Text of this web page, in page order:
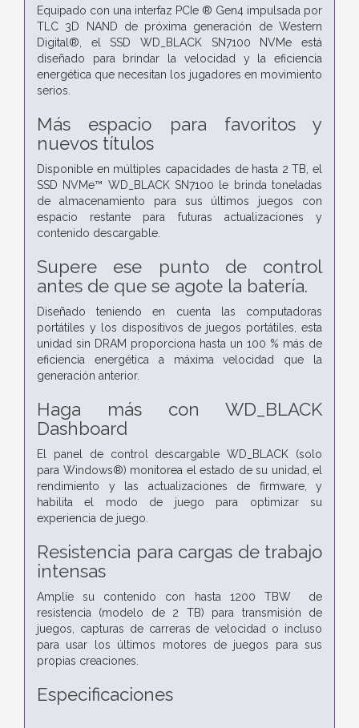
Equipado con una interfaz PCIe ® Gen4 impulsada por
TLC 3D NAND de próxima generación de Western
Digital®, el SSD WD_BLACK SN7100 NVMe está
diseñado para brindar la velocidad y la eficiencia
energética que necesitan los jugadores en movimiento
serios.
Más espacio para favoritos y
nuevos títulos
Disponible en múltiples capacidades de hasta 2 TB, el
SSD NVMe™ WD_BLACK SN7100 le brinda toneladas
de almacenamiento para sus últimos juegos con
espacio restante para futuras actualizaciones y
contenido descargable.
Supere ese punto de control
antes de que se agote la batería.
Diseñado teniendo en cuenta las computadoras
portátiles y los dispositivos de juegos portátiles, esta
unidad sin DRAM proporciona hasta un 100 % más de
eficiencia energética a máxima velocidad que la
generación anterior.
Haga más con WD_BLACK
Dashboard
El panel de control descargable WD_BLACK (solo
para Windows®) monitorea el estado de su unidad, el
rendimiento y las actualizaciones de firmware, y
habilita el modo de juego para optimizar su
experiencia de juego.
Resistencia para cargas de trabajo
intensas
Amplíe su contenido con hasta 1200 TBW de
resistencia (modelo de 2 TB) para transmisión de
juegos, capturas de carreras de velocidad o incluso
para usar los últimos motores de juegos para sus
propias creaciones.
Especificaciones